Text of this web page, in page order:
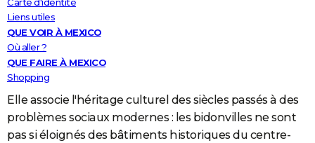
Liens utiles
QUE VOIR À MEXICO
Où aller ?
QUE FAIRE À MEXICO
Shopping
Elle associe l'héritage culturel des siècles passés à des
problèmes sociaux modernes : les bidonvilles ne sont
pas si éloignés des bâtiments historiques du centre-